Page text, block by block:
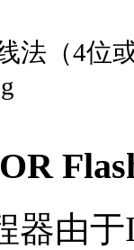
（4位
器由